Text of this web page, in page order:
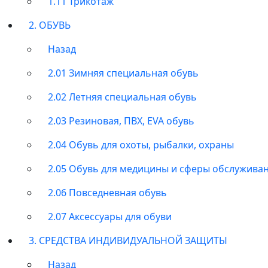
2. ОБУВЬ
Назад
2.01 Зимняя специальная обувь
2.02 Летняя специальная обувь
2.03 Резиновая, ПВХ, EVA обувь
2.04 Обувь для охоты, рыбалки, охраны
2.05 Обувь для медицины и сферы
2.06 Повседневная обувь
2.07 Аксессуары для обуви
3. СРЕДСТВА ИНДИВИДУАЛЬНОЙ ЗАЩИТЫ
Назад